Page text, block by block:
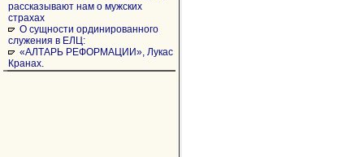
рассказывают нам о мужских
страхах
О сущности ординированного
служения в ЕЛЦ:
«АЛТАРЬ РЕФОРМАЦИИ», Лукас
Кранах.